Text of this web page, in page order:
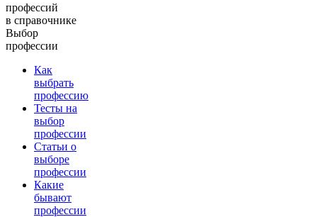
профессий
в справочнике
Выбор
профессии
Как
выбрать
профессию
Тесты на
выбор
профессии
Статьи о
выборе
профессии
Какие
бывают
профессии